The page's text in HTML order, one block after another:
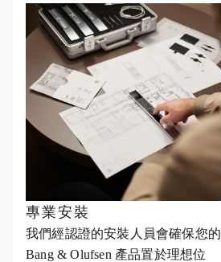
專業安裝
我們經認證的安裝人員會確保您的
Bang & Olufsen 產品置於理想位